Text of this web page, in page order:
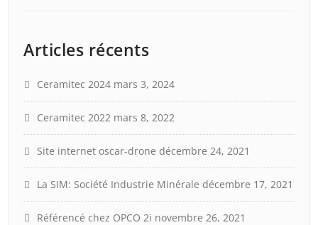
Articles récents
Ceramitec 2024 mars 3, 2024
Ceramitec 2022 mars 8, 2022
Site internet oscar-drone décembre 24, 2021
La SIM: Société Industrie Minérale décembre 17, 2021
Référencé chez OPCO 2i novembre 26, 2021